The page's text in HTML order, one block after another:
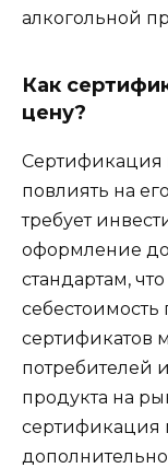
алкогольной
Как
цену?
Сертификация
повлиять на
требует
оформление
стандартам,
сертификатов
потребителей
продукта на
сертификация